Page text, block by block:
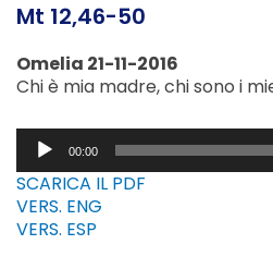
Mt 12,46-50
Omelia 21-11-2016
Chi è mia madre, chi sono i
Audio
Player00:00
SCARICA IL PDF
VERS. ENG
VERS. ESP